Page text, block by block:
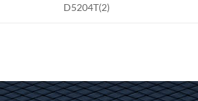
D5204T(2)